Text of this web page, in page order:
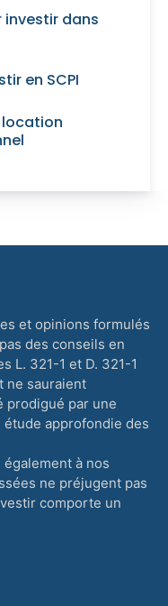
investir dans
en SCPI
et opinions formulés
des conseils en
L. 321-1 et D. 321-1
ne sauraient
prodigué par une
étude approfondie des
à nos
ne préjugent pas
comporte un